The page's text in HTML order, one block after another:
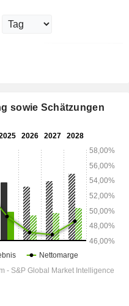
sowie Schätzungen